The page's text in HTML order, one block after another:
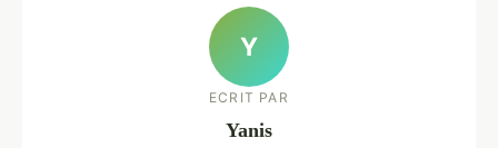
Y
ECRIT PAR
Yanis